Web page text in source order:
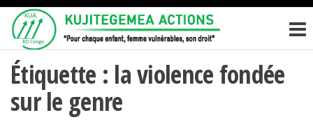
Passer
contenu
ACTIONS
enfant,
femme
vulnérables,
Étiquette : la violence fondée
sur le genre